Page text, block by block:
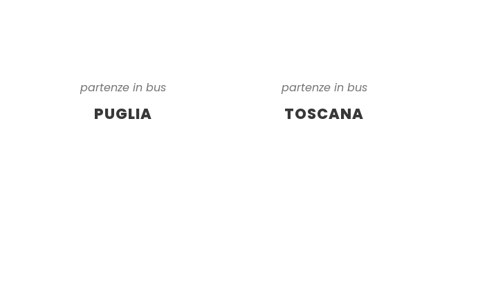
partenze in bus
PUGLIA
partenze in bus
TOSCANA